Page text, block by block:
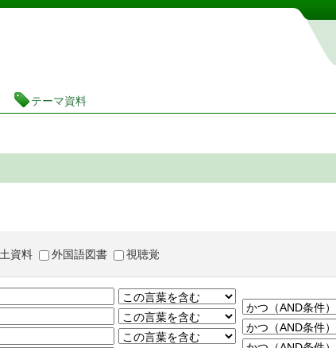
茨城県立図書館 蔵書検索・予約システム
テーマ資料
資料 外国語図書 視聴覚